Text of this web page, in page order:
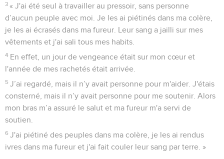
3 « J'ai été seul à travailler au pressoir, sans personne
d’aucun peuple avec moi. Je les ai piétinés dans ma colère,
je les ai écrasés dans ma fureur. Leur sang a jailli sur mes
vêtements et j'ai sali tous mes habits.
4 En effet, un jour de vengeance était sur mon cœur et
l'année de mes rachetés était arrivée.
5 J’ai regardé, mais il n’y avait personne pour m'aider. J'étais
consterné, mais il n’y avait personne pour me soutenir. Alors
mon bras m’a assuré le salut et ma fureur m'a servi de
soutien.
6 J'ai piétiné des peuples dans ma colère, je les ai rendus
ivres dans ma fureur et j'ai fait couler leur sang par terre. »